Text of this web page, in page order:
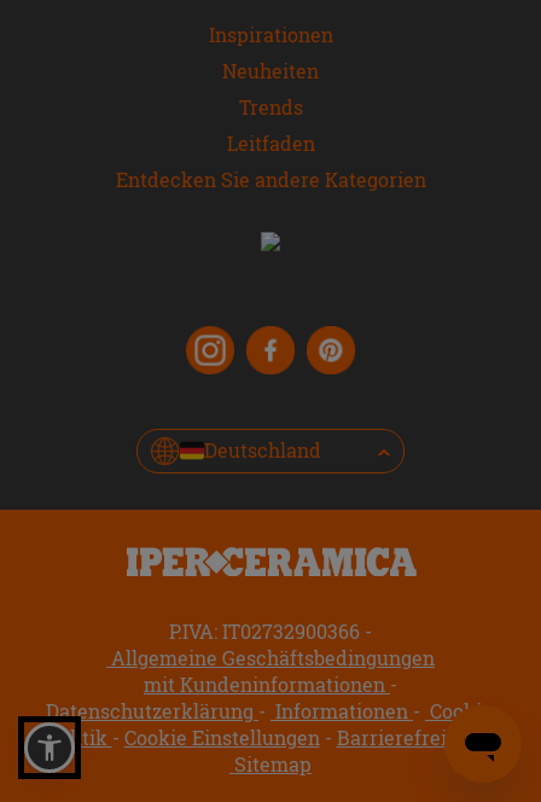
Inspirationen
Neuheiten
Trends
Leitfaden
Entdecken Sie andere Kategorien
Deutschland
P.IVA: IT02732900366
Allgemeine Geschäftsbedingungen
mit Kundeninformationen
Datenschutzerklärung
Informationen
Cookie-
Politik
Cookie Einstellungen
Barrierefreiheit
Sitemap